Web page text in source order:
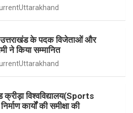
e
r
t
e
u
के पदक विजेताओं और
ने किया सम्मानित
क्रीड़ा विश्वविद्यालय(Sports
कार्यों की समीक्षा की